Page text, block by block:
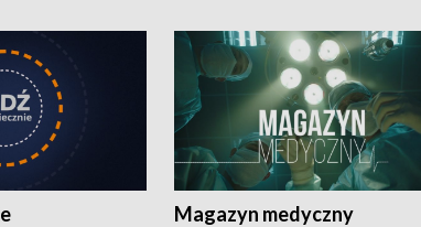
Magazyn medyczny